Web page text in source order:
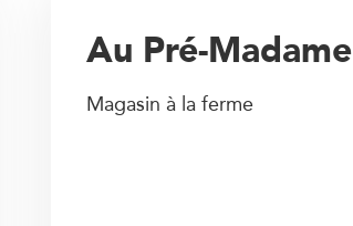
Au Pré-Madame
Magasin à la ferme